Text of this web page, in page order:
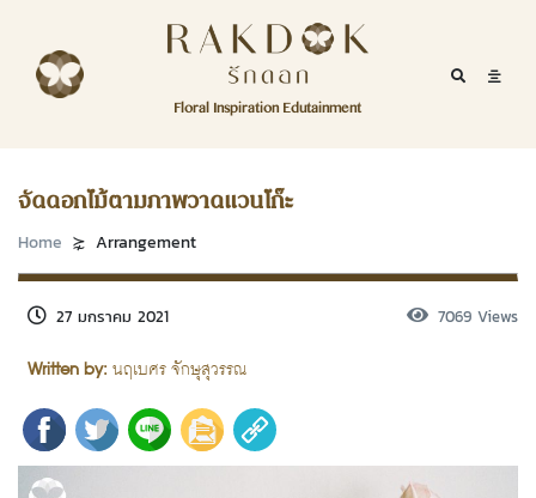
RakDok (รักดอก)
Floral Inspiration Edutainment
Mobile
RakDok
Menu
MAGAZINE
EDUTAINMENT
RAKDOK
ABOUT
CONTACT
จัดดอกไม้ตามภาพวาดแวนโก๊ะ
Home Arrangement
Written by: นฤเบศร จักษุสุวรรณ
27 มกราคม 2021 7069 Views